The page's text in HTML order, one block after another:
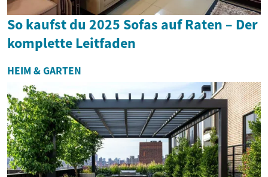
So kaufst du 2025 Sofas auf Raten – Der
komplette Leitfaden
HEIM & GARTEN